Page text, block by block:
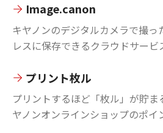
Image.canon
キヤノンのデジタルカメラで撮
レスに保存できるクラウドサービ
プリント枚ル
プリントするほど「枚ル」が貯
ヤノンオンラインショップのポイ